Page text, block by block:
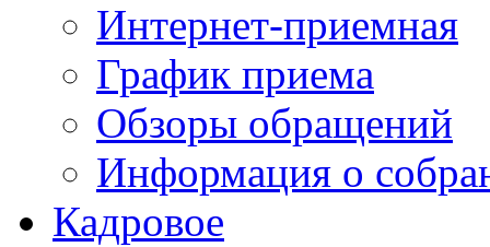
Интернет-приемная
График приема
Обзоры обращений
Информация о
Кадровое